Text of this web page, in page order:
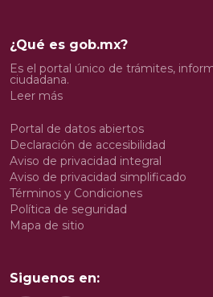
¿Qué es gob.mx?
Es el portal único de trámites,
ciudadana.
Leer más
Portal de datos abiertos
Declaración de accesibilidad
Aviso de privacidad integral
Aviso de privacidad simplificado
Términos y Condiciones
Política de seguridad
Mapa de sitio
Siguenos en: